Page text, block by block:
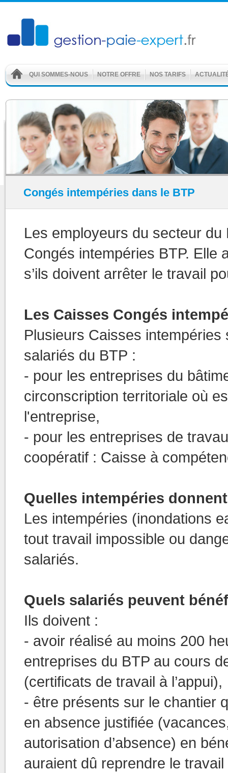
QUI SOMMES-NOUS NOTRE OFFRE NOS TARIFS
Congés intempéries dans le BTP
Les employeurs du secteur
Congés intempéries BTP. Elle
s’ils doivent arrêter le travail
Les Caisses Congés
Plusieurs Caisses
salariés du BTP :
- pour les entreprises du
circonscription territoriale où
l'entreprise,
- pour les entreprises de
coopératif : Caisse à
Quelles intempéries
Les intempéries (inondations
tout travail impossible ou
salariés.
Quels salariés peuvent
Ils doivent :
- avoir réalisé au moins 200
entreprises du BTP au cours
(certificats de travail à l’appui),
- être présents sur le chantier
en absence justifiée
autorisation d’absence) en
auraient dû reprendre le travail